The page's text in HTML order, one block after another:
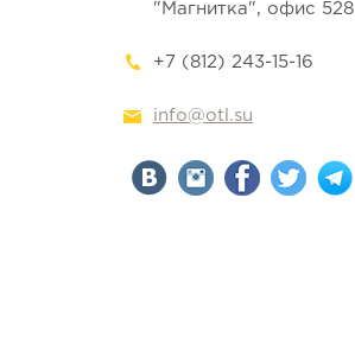
"Магнитка", офис 528
+7 (812) 243-15-16
info@otl.su